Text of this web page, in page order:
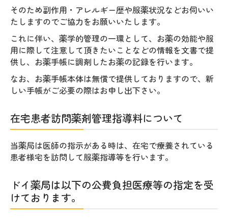
そのため副作用 ・ アレルギー歴や服薬状況などお伺いい
たしますのでご協力をお願いいたします。
これに伴い、薬学的管理の一環として、お薬の効能や服
用に際して注意して頂きたいことなどの情報を文書で提
供し、お薬手帳に調剤したお薬の記録を行います。
なお、お薬手帳本体は無償で提供しておりますので、新
しい手帳がご必要の際はお申し出下さい。
在宅患者訪問薬剤管理指導料について
当薬局は医師の指示がある時は、在宅で療養されている
患者様宅を訪問して服薬指導等を行います。
ドイ薬局は以下の公費負担医療等の指定を受
けております。